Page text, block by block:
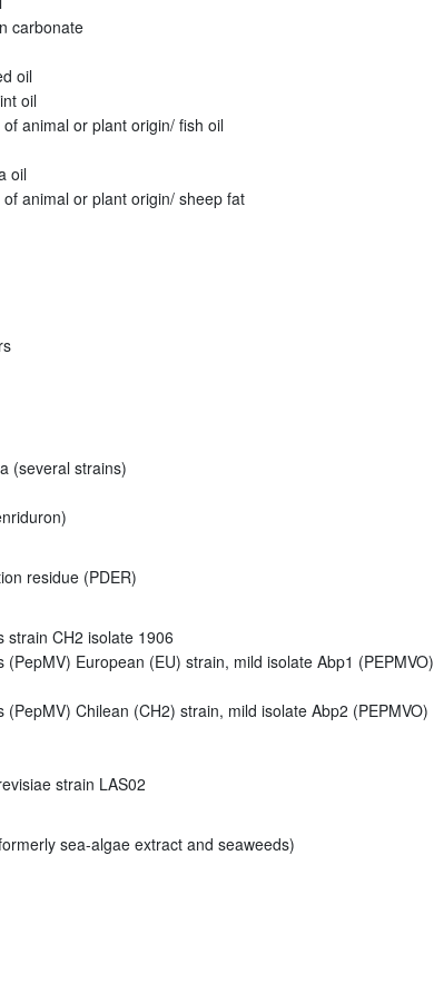
carbonate
oil
oil
animal or plant origin/ fish oil
oil
animal or plant origin/ sheep fat
(several strains)
residue (PDER)
strain CH2 isolate 1906
(PepMV) European (EU) strain, mild isolate Abp1 (PEPMVO)
(PepMV) Chilean (CH2) strain, mild isolate Abp2 (PEPMVO)
strain LAS02
sea-algae extract and seaweeds)